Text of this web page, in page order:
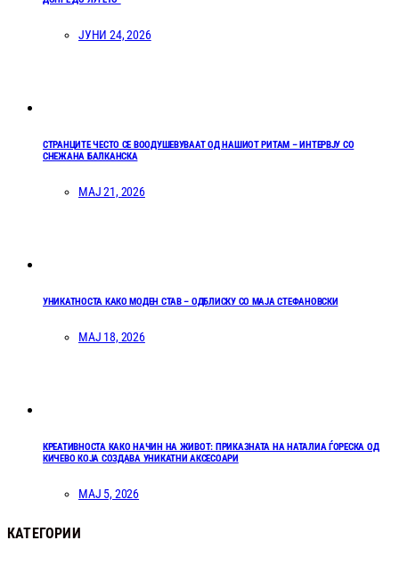
ЈУНИ 24, 2026
СТРАНЦИТЕ ЧЕСТО СЕ ВООДУШЕВУВААТ ОД НАШИОТ РИТАМ – ИНТЕРВЈУ СО
СНЕЖАНА БАЛКАНСКА
МАЈ 21, 2026
УНИКАТНОСТА КАКО МОДЕН СТАВ – ОДБЛИСКУ СО МАЈА СТЕФАНОВСКИ
МАЈ 18, 2026
КРЕАТИВНОСТА КАКО НАЧИН НА ЖИВОТ: ПРИКАЗНАТА НА НАТАЛИА ЃОРЕСКА ОД
КИЧЕВО КОЈА СОЗДАВА УНИКАТНИ АКСЕСОАРИ
МАЈ 5, 2026
КАТЕГОРИИ